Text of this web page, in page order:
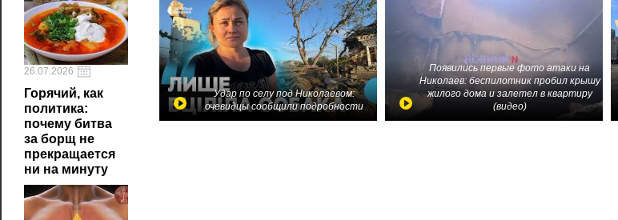
26.07.2026
Горячий, как
политика:
почему битва
за борщ не
прекращается
ни на минуту
Удар по селу под Николаевом:
очевидцы сообщили подробности
Появились первые фото атаки на
Николаев: беспилотник пробил крышу
жилого дома и залетел в квартиру
(видео)